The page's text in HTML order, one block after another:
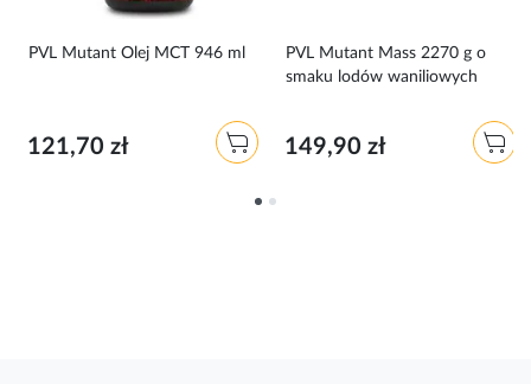
PVL Mutant Olej MCT 946 ml
121,70 zł
PVL Mutant Mass 2270 g o
smaku lodów waniliowych
149,90 zł